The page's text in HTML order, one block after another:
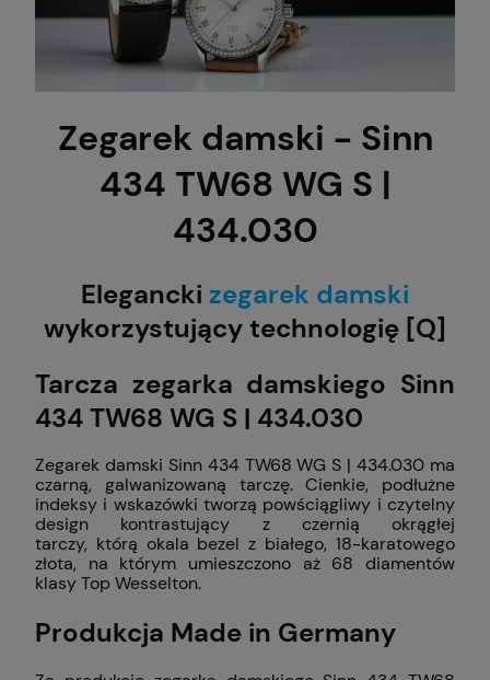
Zegarek damski - Sinn
434 TW68 WG S |
434.030
Elegancki zegarek damski
wykorzystujący technologię [Q]
Tarcza zegarka damskiego Sinn
434 TW68 WG S | 434.030
Zegarek damski Sinn 434 TW68 WG S | 434.030 ma
czarną, galwanizowaną tarczę. Cienkie, podłużne
indeksy i wskazówki tworzą powściągliwy i czytelny
design kontrastujący z czernią okrągłej
tarczy, którą okala bezel z białego, 18-karatowego
złota, na którym umieszczono aż 68 diamentów
klasy Top Wesselton.
Produkcja Made in Germany